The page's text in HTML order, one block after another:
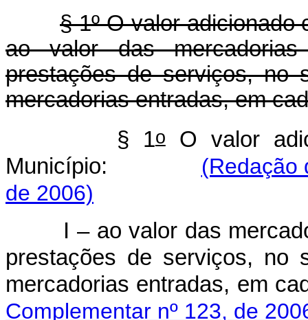
§ 1º O valor adicionado
ao valor das
prestações de serviços, no
mercadorias entradas, em
§ 1oO valor
Município: (Redação
de 2006)
I – ao valor das
prestações de serviços, no
mercadorias entradas, em
Complementar nº 123, de